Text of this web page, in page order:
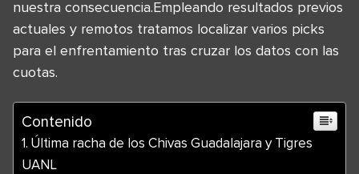
nuestra consecuencia.Empleando resultados previos
actuales y remotos tratamos localizar varios picks
para el enfrentamiento tras cruzar los datos con las
cuotas.
Contenido
Última racha de los Chivas Guadalajara y Tigres
UANL